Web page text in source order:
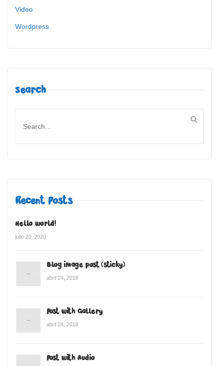
Video
Wordpress
Search
Recent Posts
Hello world!
julio 20, 2020
Blog image post (sticky)
abril 24, 2018
Post with Gallery
abril 24, 2018
Post with Audio